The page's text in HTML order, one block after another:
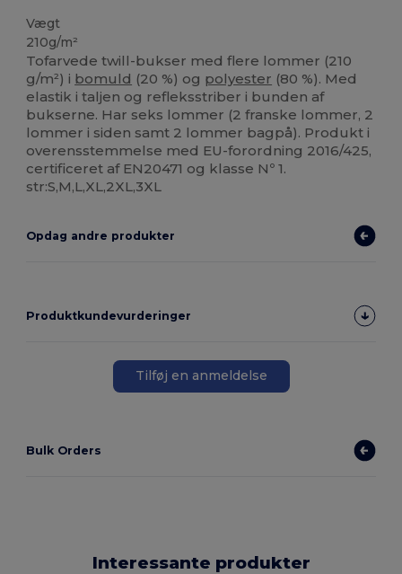
Vægt
210g/m²
Tofarvede twill-bukser med flere lommer (210
g/m²) i bomuld (20 %) og polyester (80 %). Med
elastik i taljen og refleksstriber i bunden af
bukserne. Har seks lommer (2 franske lommer, 2
lommer i siden samt 2 lommer bagpå). Produkt i
overensstemmelse med EU-forordning 2016/425,
certificeret af EN20471 og klasse Nº 1.
str:S,M,L,XL,2XL,3XL
Opdag andre produkter
Produktkundevurderinger
Tilføj en anmeldelse
Bulk Orders
Interessante produkter